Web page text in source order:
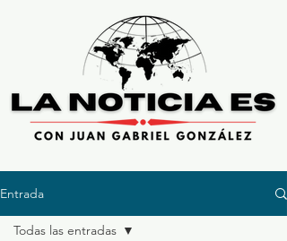
Entrada
Todas las entradas